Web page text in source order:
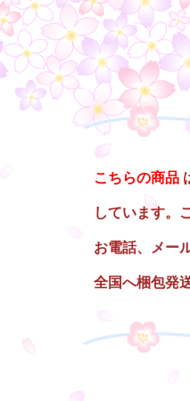
○
こちらの商品
しています。
お電話、メー
全国へ梱包発